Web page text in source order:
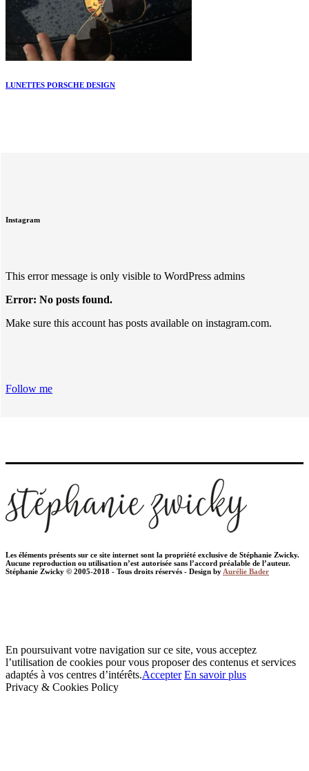
LUNETTES PORSCHE DESIGN
Instagram
This error message is only visible to WordPress admins
Error: No posts found.
Make sure this account has posts available on instagram.com.
Follow me
Les éléments présents sur ce site internet sont la propriété exclusive de Stéphanie Zwicky.
Aucune reproduction ou utilisation n’est autorisée sans l’accord préalable de l’auteur.
Stéphanie Zwicky © 2005-2018 - Tous droits réservés - Design by Aurélie Bader
En poursuivant votre navigation sur ce site, vous acceptez
l’utilisation de cookies pour vous proposer des contenus et services
adaptés à vos centres d’intérêts.Accepter En savoir plus
Privacy & Cookies Policy